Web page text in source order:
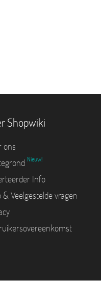
Shopwiki
ons
Nieuw!
Info
& Veelgestelde vragen